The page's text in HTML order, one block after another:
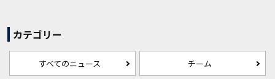
カテゴリー
すべてのニュース チーム